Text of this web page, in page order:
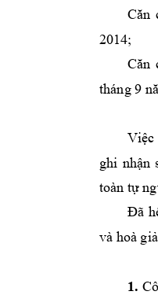
Căn
2014;
Căn
tháng 9
Việc
ghi nhận
toàn tự
Đã
và hoà
1.